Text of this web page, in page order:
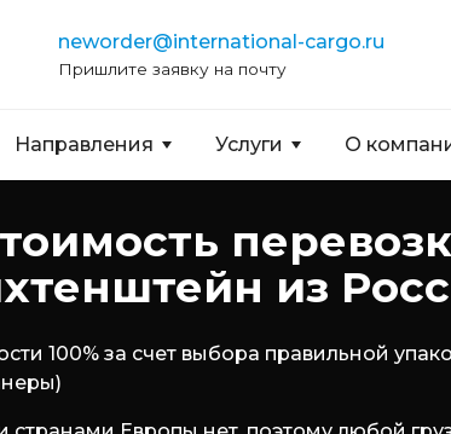
neworder@international-cargo.ru
Пришлите заявку на почту
Направления Услуги О
из
100% за счет выбора правильной